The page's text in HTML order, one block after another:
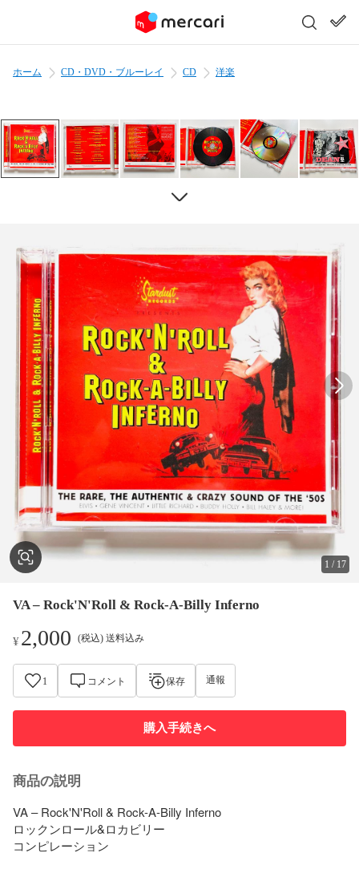
ホーム CD・DVD・ブルーレイ CD 洋楽
1 / 17
VA – Rock'N'Roll & Rock-A-Billy Inferno
¥2,000 (税込) 送料込み
1 コメント 保存 通報
購入手続きへ
商品の説明
VA – Rock'N'Roll & Rock-A-Billy Inferno
ロックンロール&ロカビリー
コンピレーション